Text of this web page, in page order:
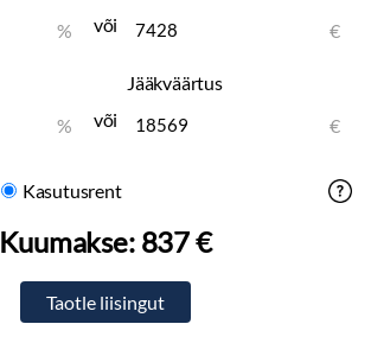
%
või
€
%
või
Jääkväärtus
€
Kasutusrent
Kuumakse: 837 €